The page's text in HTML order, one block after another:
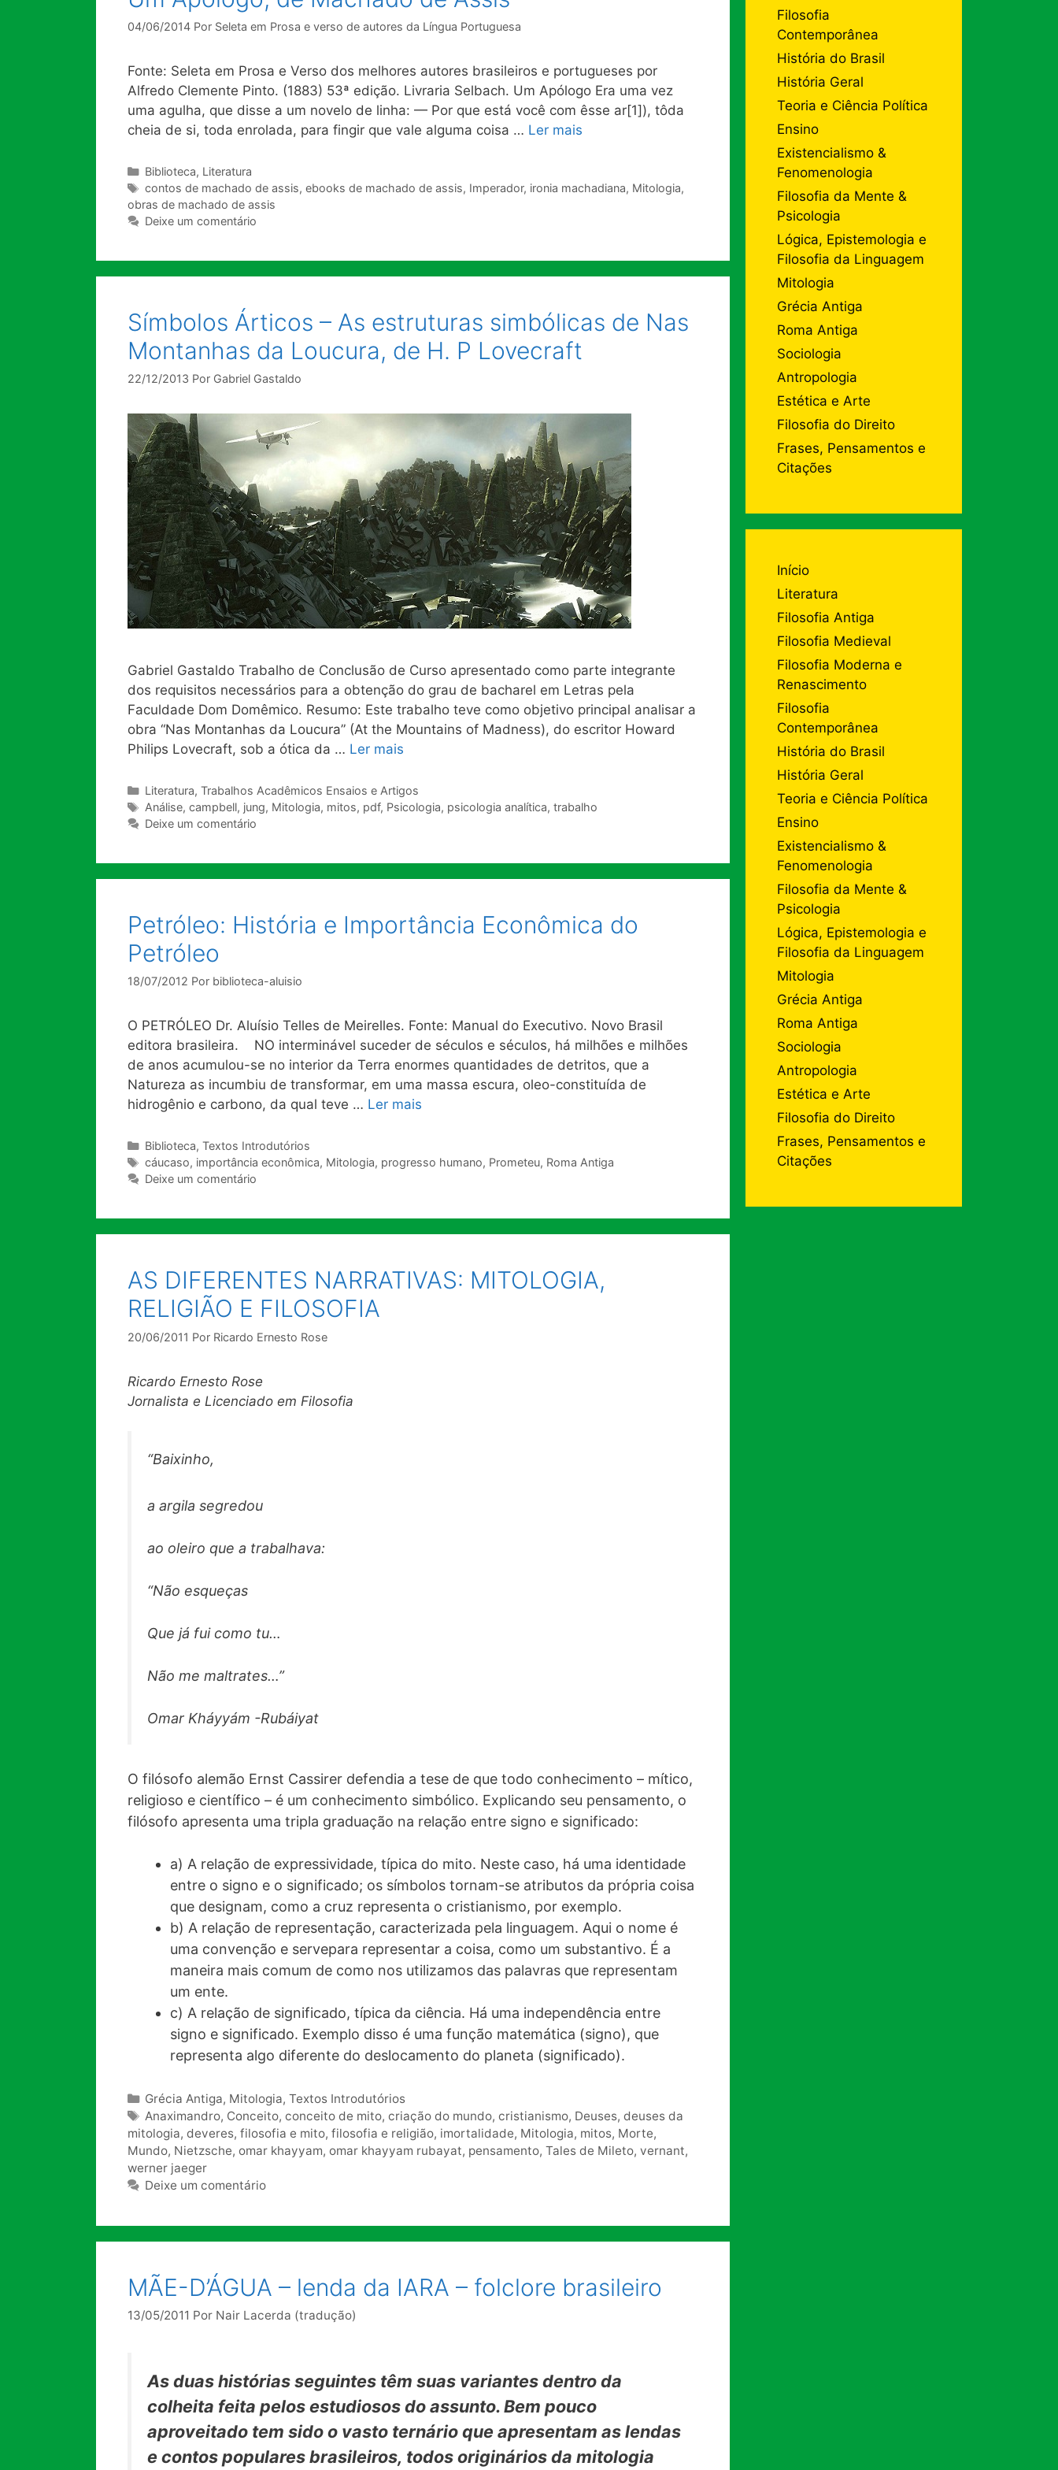
04/06/2014 Por Seleta em Prosa e verso de autores da Língua Portuguesa
Fonte: Seleta em Prosa e Verso dos melhores autores brasileiros e portugueses por
Alfredo Clemente Pinto. (1883) 53ª edição. Livraria Selbach. Um Apólogo Era uma vez
uma agulha, que disse a um novelo de linha: — Por que está você com êsse ar[1]), tôda
cheia de si, toda enrolada, para fingir que vale alguma coisa … Ler mais
Categorias
Biblioteca, Literatura
Tags
contos de machado de assis, ebooks de machado de assis, Imperador, ironia machadiana, Mitologia,
obras de machado de assis
Deixe um comentário
Símbolos Árticos – As estruturas simbólicas de Nas
Montanhas da Loucura, de H. P Lovecraft
22/12/2013 Por Gabriel Gastaldo
Gabriel Gastaldo Trabalho de Conclusão de Curso apresentado como parte integrante
dos requisitos necessários para a obtenção do grau de bacharel em Letras pela
Faculdade Dom Domêmico. Resumo: Este trabalho teve como objetivo principal analisar a
obra “Nas Montanhas da Loucura” (At the Mountains of Madness), do escritor Howard
Philips Lovecraft, sob a ótica da … Ler mais
Categorias
Literatura, Trabalhos Acadêmicos Ensaios e Artigos
Tags
Análise, campbell, jung, Mitologia, mitos, pdf, Psicologia, psicologia analítica, trabalho
Deixe um comentário
Petróleo: História e Importância Econômica do
Petróleo
18/07/2012 Por biblioteca-aluisio
O PETRÓLEO Dr. Aluísio Telles de Meirelles. Fonte: Manual do Executivo. Novo Brasil
editora brasileira. NO interminável suceder de séculos e séculos, há milhões e milhões
de anos acumulou-se no interior da Terra enormes quantidades de detritos, que a
Natureza as incumbiu de transformar, em uma massa escura, oleo-constituída de
hidrogênio e carbono, da qual teve … Ler mais
Categorias
Biblioteca, Textos Introdutórios
Tags
cáucaso, importância econômica, Mitologia, progresso humano, Prometeu, Roma Antiga
Deixe um comentário
AS DIFERENTES NARRATIVAS: MITOLOGIA,
RELIGIÃO E FILOSOFIA
20/06/2011 Por Ricardo Ernesto Rose
Ricardo Ernesto Rose
Jornalista e Licenciado em Filosofia
“Baixinho,
a argila segredou
ao oleiro que a trabalhava:
“Não esqueças
Que já fui como tu…
Não me maltrates…”
Omar Kháyyám -Rubáiyat
O filósofo alemão Ernst Cassirer defendia a tese de que todo conhecimento – mítico,
religioso e científico – é um conhecimento simbólico. Explicando seu pensamento, o
filósofo apresenta uma tripla graduação na relação entre signo e significado:
a) A relação de expressividade, típica do mito. Neste caso, há uma identidade
entre o signo e o significado; os símbolos tornam-se atributos da própria coisa
que designam, como a cruz representa o cristianismo, por exemplo.
b) A relação de representação, caracterizada pela linguagem. Aqui o nome é
uma convenção e servepara representar a coisa, como um substantivo. É a
maneira mais comum de como nos utilizamos das palavras que representam
um ente.
c) A relação de significado, típica da ciência. Há uma independência entre
signo e significado. Exemplo disso é uma função matemática (signo), que
representa algo diferente do deslocamento do planeta (significado).
Categorias
Grécia Antiga, Mitologia,Textos Introdutórios
Tags
Anaximandro, Conceito,conceito de mito,criação do mundo,cristianismo, Deuses,deuses da
mitologia, deveres, filosofia e mito, filosofia e religião, imortalidade, Mitologia, mitos, Morte,
Mundo, Nietzsche, omar khayyam, omar khayyam rubayat, pensamento, Tales de Mileto, vernant,
werner jaeger
Deixe um comentário
MÃE-D’ÁGUA – lenda da IARA – folclore brasileiro
13/05/2011 Por Nair Lacerda (tradução)
As duas histórias seguintes têm suas variantes dentro da
colheita feita pelos estudiosos do assunto. Bem pouco
aproveitado tem sido o vasto ternário que apresentam as lendas
e contos populares brasileiros, todos originários da mitologia
Filosofia
Contemporânea
História do Brasil
História Geral
Teoria e Ciência Política
Ensino
Existencialismo &
Fenomenologia
Filosofia da Mente &
Psicologia
Lógica, Epistemologia e
Filosofia da Linguagem
Mitologia
Grécia Antiga
Roma Antiga
Sociologia
Antropologia
Estética e Arte
Filosofia do Direito
Frases, Pensamentos e
Citações
Início
Literatura
Filosofia Antiga
Filosofia Medieval
Filosofia Moderna e
Renascimento
Filosofia
Contemporânea
História do Brasil
História Geral
Teoria e Ciência Política
Ensino
Existencialismo &
Fenomenologia
Filosofia da Mente &
Psicologia
Lógica, Epistemologia e
Filosofia da Linguagem
Mitologia
Grécia Antiga
Roma Antiga
Sociologia
Antropologia
Estética e Arte
Filosofia do Direito
Frases, Pensamentos e
Citações